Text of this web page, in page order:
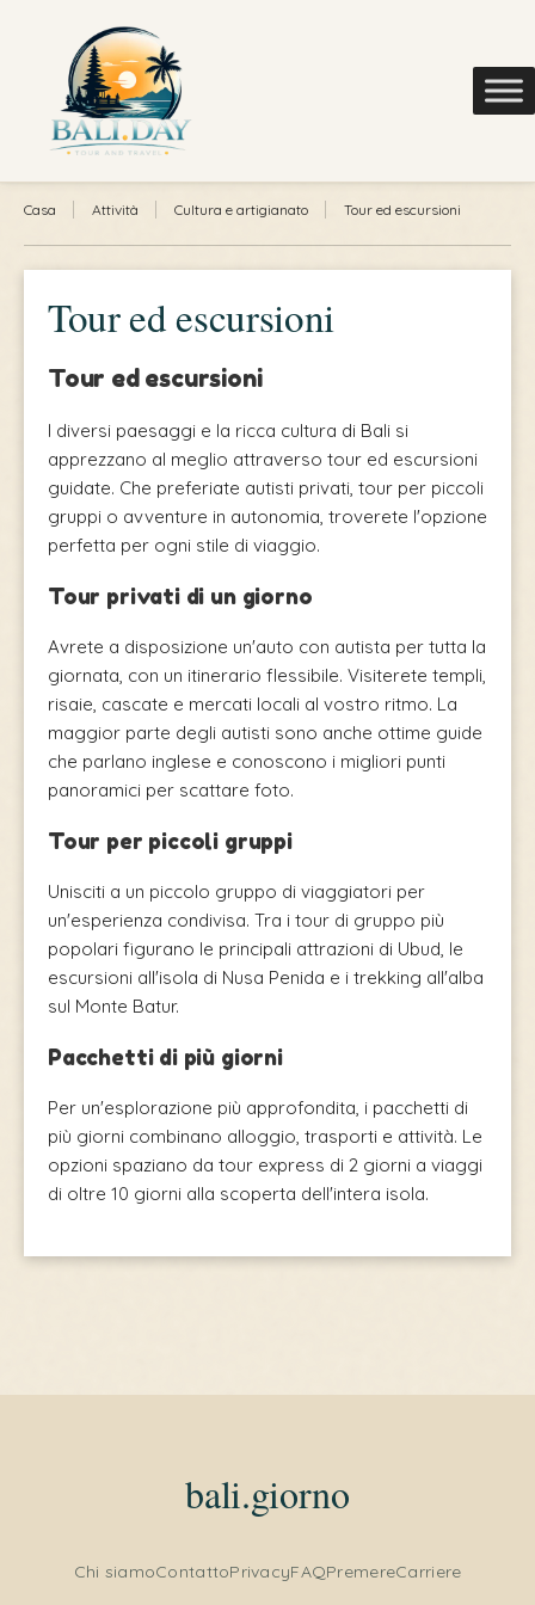
Casa Attività Cultura e artigianato Tour ed escursioni
Tour ed escursioni
Tour ed escursioni
I diversi paesaggi e la ricca cultura di Bali si
apprezzano al meglio attraverso tour ed escursioni
guidate. Che preferiate autisti privati, tour per piccoli
gruppi o avventure in autonomia, troverete l'opzione
perfetta per ogni stile di viaggio.
Tour privati di un giorno
Avrete a disposizione un'auto con autista per tutta la
giornata, con un itinerario flessibile. Visiterete templi,
risaie, cascate e mercati locali al vostro ritmo. La
maggior parte degli autisti sono anche ottime guide
che parlano inglese e conoscono i migliori punti
panoramici per scattare foto.
Tour per piccoli gruppi
Unisciti a un piccolo gruppo di viaggiatori per
un'esperienza condivisa. Tra i tour di gruppo più
popolari figurano le principali attrazioni di Ubud, le
escursioni all'isola di Nusa Penida e i trekking all'alba
sul Monte Batur.
Pacchetti di più giorni
Per un'esplorazione più approfondita, i pacchetti di
più giorni combinano alloggio, trasporti e attività. Le
opzioni spaziano da tour express di 2 giorni a viaggi
di oltre 10 giorni alla scoperta dell'intera isola.
bali.giorno
Chi siamoContattoPrivacyFAQPremereCarriere
Indonesian